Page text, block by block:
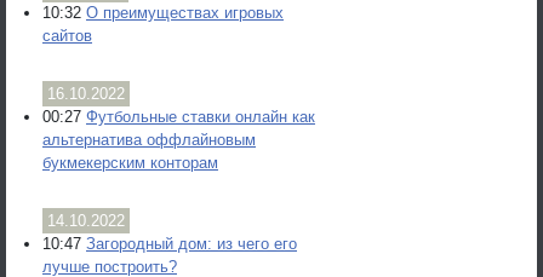
10:32 О преимуществах игровых
сайтов
16.10.2022
00:27 Футбольные ставки онлайн как
альтернатива оффлайновым
букмекерским конторам
14.10.2022
10:47 Загородный дом: из чего его
лучше построить?